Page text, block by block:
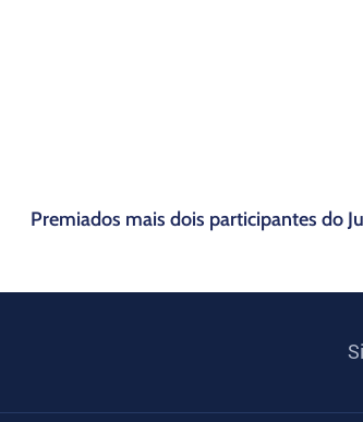
Premiados mais dois participantes do